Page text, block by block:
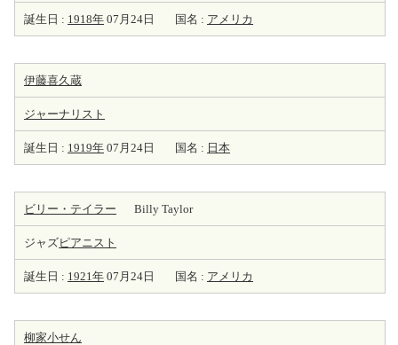
誕生日 : 1918年 07月24日 国名 : アメリカ
伊藤喜久蔵
ジャーナリスト
誕生日 : 1919年 07月24日 国名 : 日本
ビリー・テイラー Billy Taylor
ジャズピアニスト
誕生日 : 1921年 07月24日 国名 : アメリカ
柳家小せん